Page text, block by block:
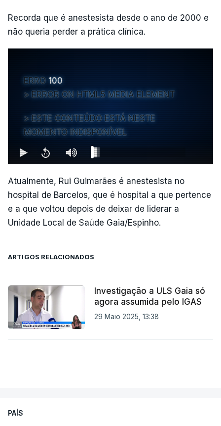
Recorda que é anestesista desde o ano de 2000 e
não queria perder a prática clínica.
ERRO 100
ERROR ON HTML5 MEDIA ELEMENT
ESTE CONTEÚDO ESTÁ NESTE
MOMENTO INDISPONÍVEL
Atualmente, Rui Guimarães é anestesista no
hospital de Barcelos, que é hospital a que pertence
e a que voltou depois de deixar de liderar a
Unidade Local de Saúde Gaia/Espinho.
ARTIGOS RELACIONADOS
Investigação a ULS Gaia só
agora assumida pelo IGAS
29 Maio 2025, 13:38
PAÍS